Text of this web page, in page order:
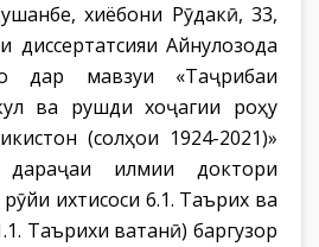
хиёбони Рӯдакӣ, 33,
диссертатсияи Айнулозода
дар мавзуи «Таҷрибаи
ва рушди хоҷагии роҳу
(солҳои 1924-2021)»
илмии доктори
ихтисоси 6.1. Таърих ва
Таърихи ватанӣ) баргузор